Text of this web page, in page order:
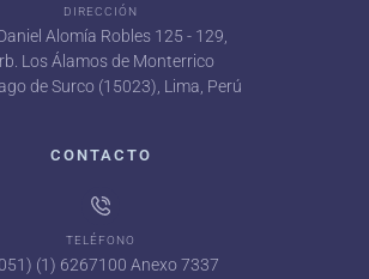
DIRECCIÓN
Alomía Robles 125 - 129,
Los Álamos de Monterrico
de Surco (15023), Lima, Perú
CONTACTO
TELÉFONO
(1) 6267100 Anexo 7337